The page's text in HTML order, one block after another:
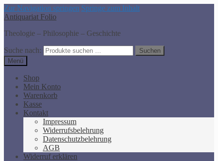
Zur Navigation springen Springe zum Inhalt
Antiquariat Folio
Theologie – Philosophie – Geschichte
Suche nach:
Suchen
Menü
Shop
Mein Konto
Warenkorb
Kasse
Kontakt
Impressum
Widerrufsbelehrung
Datenschutzbelehrung
AGB
Widerruf erklären